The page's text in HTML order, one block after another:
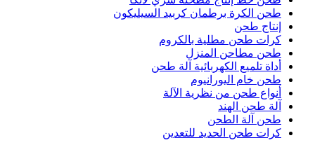
طحن الكرة برطمان كربيد السيليكون
إنتاج طحن
كرات طحن مطلية بالكروم
طحن مطاحن المنزل
أداة تلميع الكهربائية آلة طحن
طحن خام اليورانيوم
أنواع طحن من نظرية الآلة
آلة طحن الهند
طحن آلة الطحن
كرات طحن الحديد للتعدين